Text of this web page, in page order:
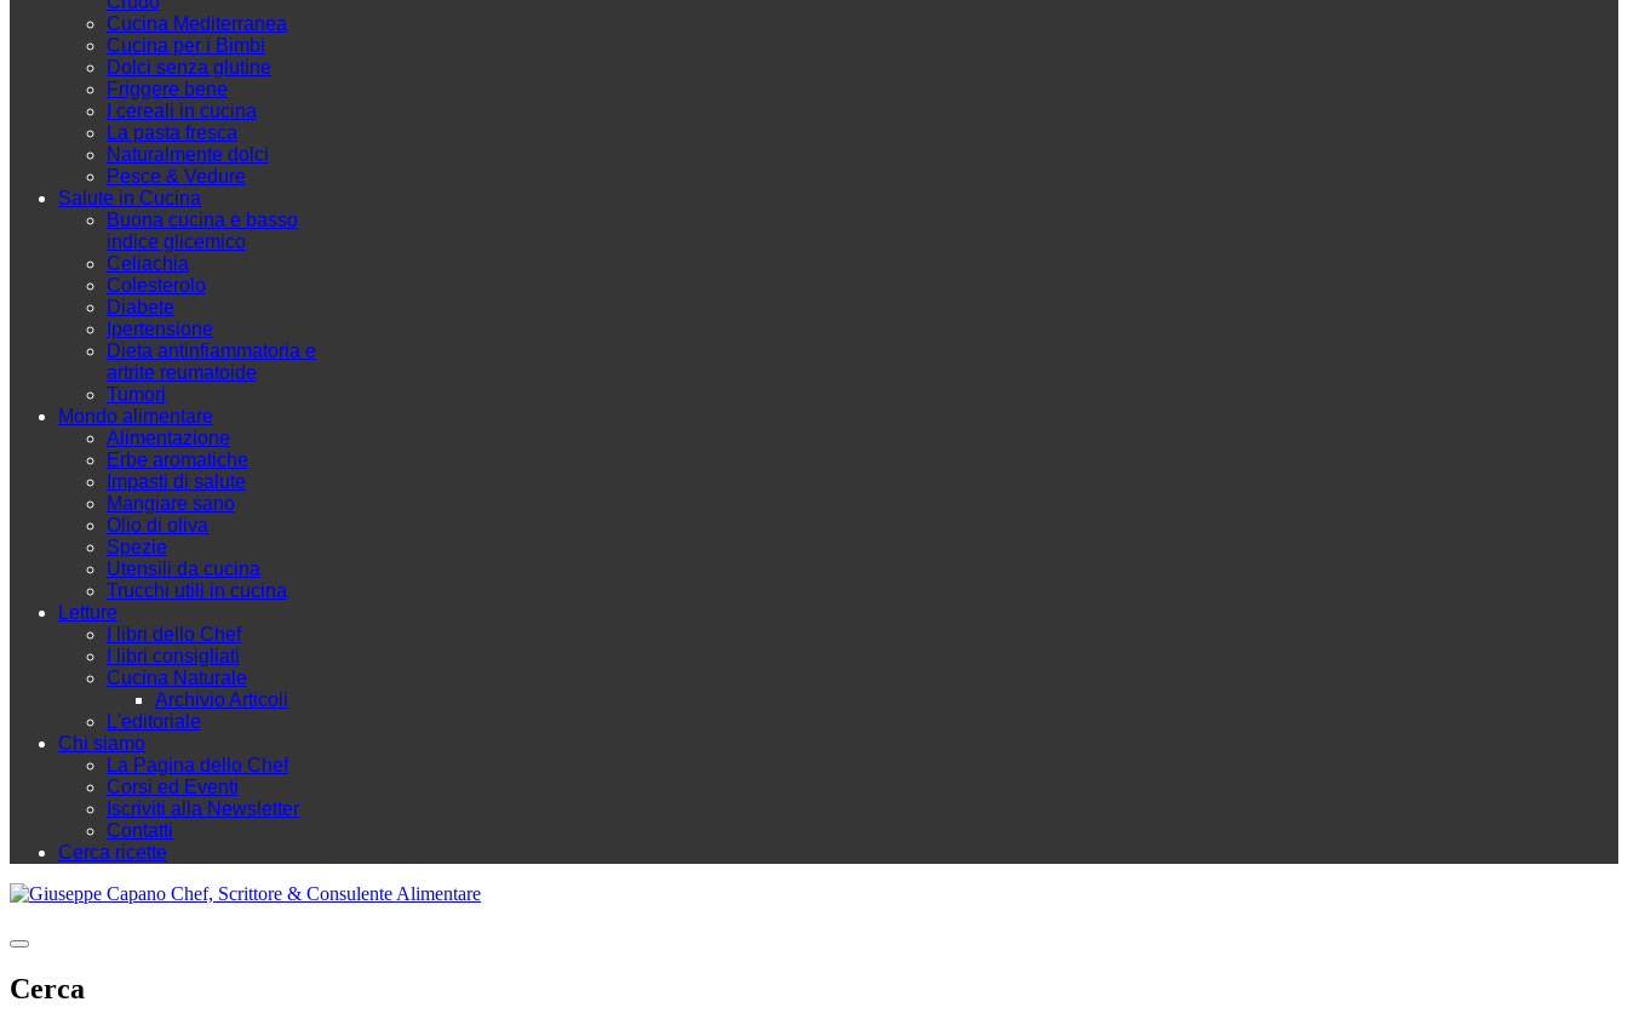
Cucina Mediterranea
Cucina per i Bimbi
Dolci senza glutine
Friggere bene
I cereali in cucina
La pasta fresca
Naturalmente dolci
Pesce & Vedure
Salute in Cucina
Buona cucina e basso
indice glicemico
Celiachia
Colesterolo
Diabete
Ipertensione
Dieta antinfiammatoria e
artrite reumatoide
Tumori
Mondo alimentare
Alimentazione
Erbe aromatiche
Impasti di salute
Mangiare sano
Olio di oliva
Spezie
Utensili da cucina
Trucchi utili in cucina
Letture
I libri dello Chef
I libri consigliati
Cucina Naturale
Archivio Articoli
L'editoriale
Chi siamo
La Pagina dello Chef
Corsi ed Eventi
Iscriviti alla Newsletter
Contatti
Cerca ricette
Cerca